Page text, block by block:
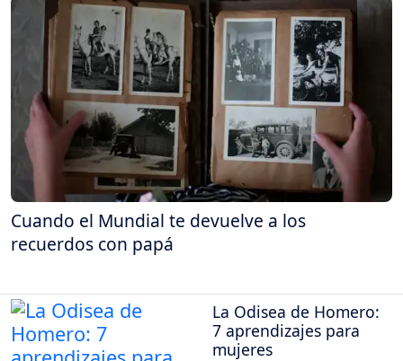
Cuando el Mundial te devuelve a los
recuerdos con papá
La Odisea de Homero:
7 aprendizajes para
mujeres